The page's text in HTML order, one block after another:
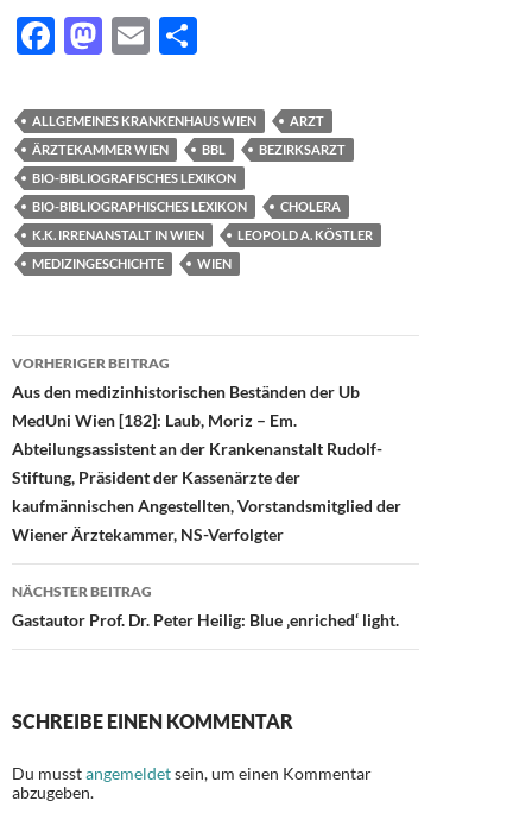
F
e
b
o
o
k
M
to
d
o
n
E
ail le
n
ALLGEMEINES KRANKENHAUS WIEN
ARZT
ÄRZTEKAMMER WIEN
BBL
BEZIRKSARZT
BIO-BIBLIOGRAFISCHES LEXIKON
BIO-BIBLIOGRAPHISCHES LEXIKON
CHOLERA
K.K. IRRENANSTALT IN WIEN
LEOPOLD A. KÖSTLER
MEDIZINGESCHICHTE
WIEN
Beitragsnavigation
VORHERIGER BEITRAG
Aus den medizinhistorischen Beständen der Ub
MedUni Wien [182]: Laub, Moriz – Em.
Abteilungsassistent an der Krankenanstalt Rudolf-
Stiftung, Präsident der Kassenärzte der
kaufmännischen Angestellten, Vorstandsmitglied der
Wiener Ärztekammer, NS-Verfolgter
NÄCHSTER BEITRAG
Gastautor Prof. Dr. Peter Heilig: Blue ‚enriched‘ light.
SCHREIBE EINEN KOMMENTAR
Du musstangemeldetsein, um einen Kommentar
abzugeben.